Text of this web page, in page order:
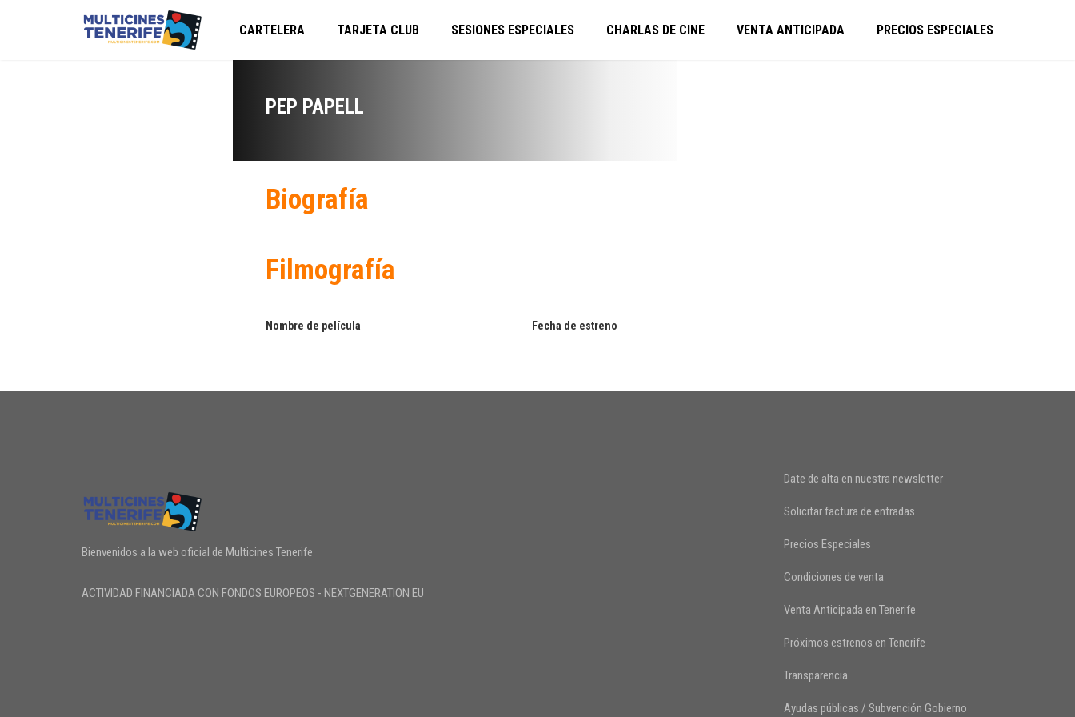
CARTELERA TARJETA CLUB SESIONES ESPECIALES CHARLAS DE CINE VENTA ANTICIPADA PRECIOS ESPECIALES
PEP PAPELL
Biografía
Filmografía
Nombre de película Fecha de estreno
Bienvenidos a la web oficial de Multicines Tenerife
ACTIVIDAD FINANCIADA CON FONDOS EUROPEOS - NEXTGENERATION EU
Date de alta en nuestra newsletter
Solicitar factura de entradas
Precios Especiales
Condiciones de venta
Venta Anticipada en Tenerife
Próximos estrenos en Tenerife
Transparencia
Ayudas públicas / Subvención Gobierno